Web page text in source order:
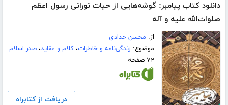
دانلود کتاب پیامبر: گوشه‌هایی از حیات نورانی رسول اعظم
صلوات‌الله علیه و آله
از: محسن حدادی
موضوع:زندگی‌نامه و خاطرات،کلام و عقاید،صدر اسلام
۷۲ صفحه
دریافت از کتابراه